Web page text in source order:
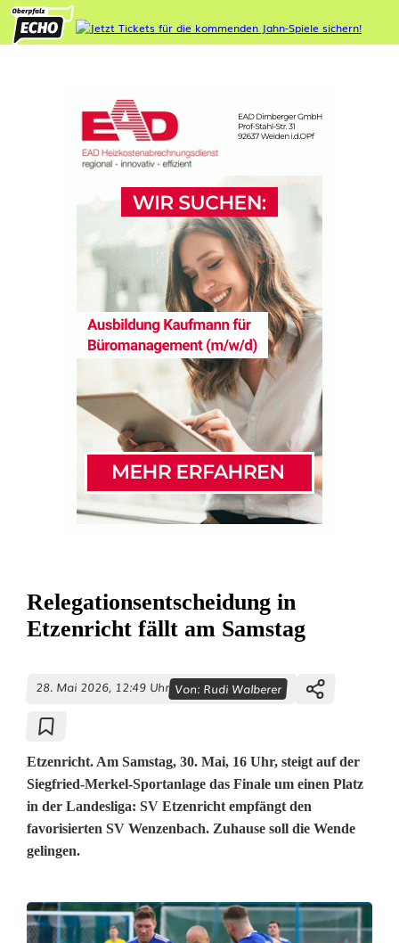
Relegationsentscheidung in
Etzenricht fällt am Samstag
28. Mai 2026, 12:49 Uhr Von: Rudi Walberer
Etzenricht. Am Samstag, 30. Mai, 16 Uhr, steigt auf der
Siegfried-Merkel-Sportanlage das Finale um einen Platz
in der Landesliga: SV Etzenricht empfängt den
favorisierten SV Wenzenbach. Zuhause soll die Wende
gelingen.